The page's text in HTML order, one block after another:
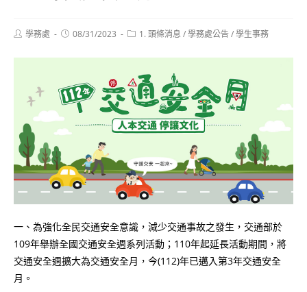
Post學務處
Post08/31/2023
Post1. 頭條消息 /學務處公告/學生事務
一、為強化全民交通安全意識，減少交通事故之發生，交通部於
109年舉辦全國交通安全週系列活動；110年起延長活動期間，將
交通安全週擴大為交通安全月，今(112)年已邁入第3年交通安全
月。